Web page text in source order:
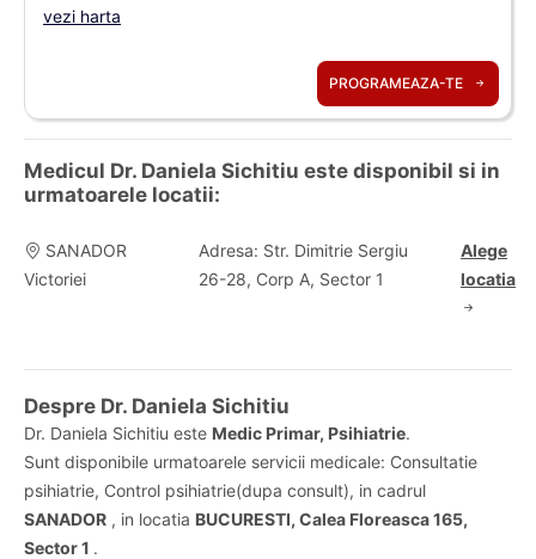
vezi harta
PROGRAMEAZA-TE
Medicul Dr. Daniela Sichitiu este disponibil si in
urmatoarele locatii:
SANADOR
Victoriei
Adresa: Str. Dimitrie Sergiu
26-28, Corp A, Sector 1
Alege
locatia
Despre Dr. Daniela Sichitiu
Dr. Daniela Sichitiu este Medic Primar, Psihiatrie.
Sunt disponibile urmatoarele servicii medicale: Consultatie
psihiatrie, Control psihiatrie(dupa consult), in cadrul
SANADOR , in locatia BUCURESTI, Calea Floreasca 165,
Sector 1 .